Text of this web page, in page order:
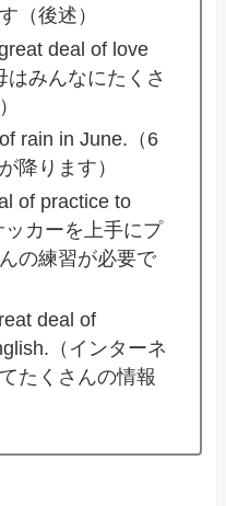
（後述）
deal of love
みんなにたくさ
rain in June.（6
降ります）
of practice to
カーを上手にプ
の練習が必要で
deal of
（インターネ
たくさんの情報